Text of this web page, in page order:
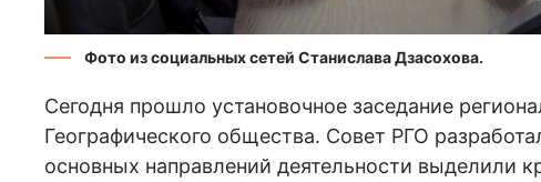
Фото из социальных сетей Станислава Дзасохова.
Сегодня прошло установочное заседание
Географического общества. Совет РГО
основных направлений деятельности выделили